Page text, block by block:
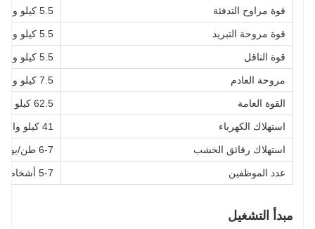
قوة مراوح التدفئة 5.5 كيلو واط*7
قوة مروحة التبريد 5.5 كيلو واط*1
قوة الناقل 5.5 كيلو واط*2
مروحة العادم 7.5 كيلو واط*1
القوة العامة 62.5 كيلو واط
استهلاك الكهرباء 41 كيلو واط/ساعة
استهلاك رقائق الخشب 6-7 طن/يوم
عدد الموظفين 5-7 أشخاص/سم
مبدأ التشغيل